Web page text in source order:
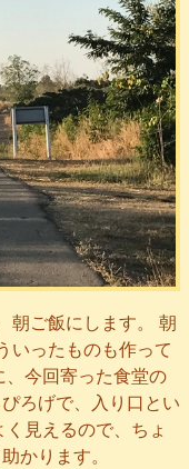
朝ご飯にします。 朝
いったものも作って
、今回寄った食堂の
ろげで、入り口とい
見えるので、ちょ
かります。